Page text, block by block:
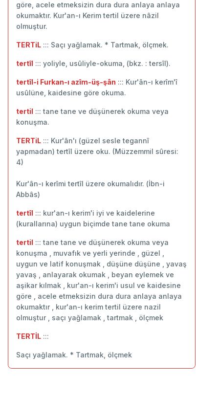
göre, acele etmeksizin dura dura anlaya anlaya
okumaktır. Kur'an-ı Kerim tertil üzere nâzil
olmuştur.
TERTiL ::: Saçı yağlamak. * Tartmak, ölçmek.
tertîl ::: yoliyle, usûliyle-okuma, (bkz. : tersîl).
tertîl-i Furkan-ı azîm-üş-şân ::: Kur'ân-ı kerîm'î
usûlüne, kaidesine göre okuma.
tertil ::: tane tane ve düşünerek okuma veya
konuşma.
TERTiL ::: Kur'ân'ı (güzel sesle tegannî
yapmadan) tertîl üzere oku. (Müzzemmil sûresi:
4)
Kur'ân-ı kerîmi tertîl üzere okumalıdır. (İbn-i
Abbâs)
tertîl ::: kur'an-ı kerim'i iyi ve kaidelerine
(kurallarına) uygun biçimde tane tane okuma
tertil ::: tane tane ve düşünerek okuma veya
konuşma , muvafık ve yerli yerinde , güzel ,
uygun ve latif konuşmak , düşüne düşüne , yavaş
yavaş , anlayarak okumak , beyan eylemek ve
aşikar kılmak , kur'an-ı kerim'i usul ve kaidesine
göre , acele etmeksizin dura dura anlaya anlaya
okumaktır , kur'an-ı kerim tertil üzere nazil
olmuştur , saçı yağlamak , tartmak , ölçmek
TERTİL :::
Saçı yağlamak. * Tartmak, ölçmek